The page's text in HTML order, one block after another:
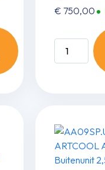
€ 750,00
A09GA2.U18
LG
2,5kW
aantal